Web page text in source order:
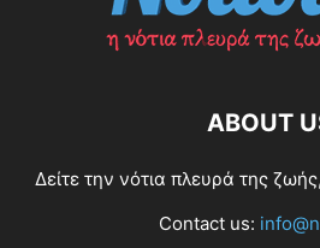
ABOUT
Δείτε την νότια πλευρά της
Contact us: